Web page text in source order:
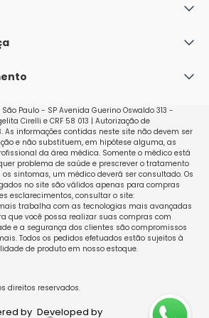
pinça do equipo de infusão;
para perfurar o sítio e adicionar o
na solução parenteral;
preparo e administração da Solução
à prescrição, precedida
pelo farmacêutico, da
química e da interação
possam ocorrer entre os seus
deve ser adaptada de
de líquidos e eletrólitos
Siga a orientação de seu médico,
os horários, as doses e a duração
interrompa o tratamento sem o
médico. Cada mL da solução
eletrolítico: Sódio (Na +)
(Cl -) 154 mEq/L Osmolaridade: 308
Devoluções
São Paulo - SP Avenida Guerino Oswaldo 313 -
Cirelli e CRF 58 013 | Autorização de
As informações contidas neste site não devem ser
e não substituem, em hipótese alguma, as
da área médica. Somente o médico está
problema de saúde e prescrever o tratamento
sintomas, um médico deverá ser consultado. Os
no site são válidos apenas para compras
esclarecimentos, consultar o site:
trabalha com as tecnologias mais avançadas
que você possa realizar suas compras com
e a segurança dos clientes são compromissos
Todos os pedidos efetuados estão sujeitos à
de produto em nosso estoque.
direitos reservados.
by Developed by